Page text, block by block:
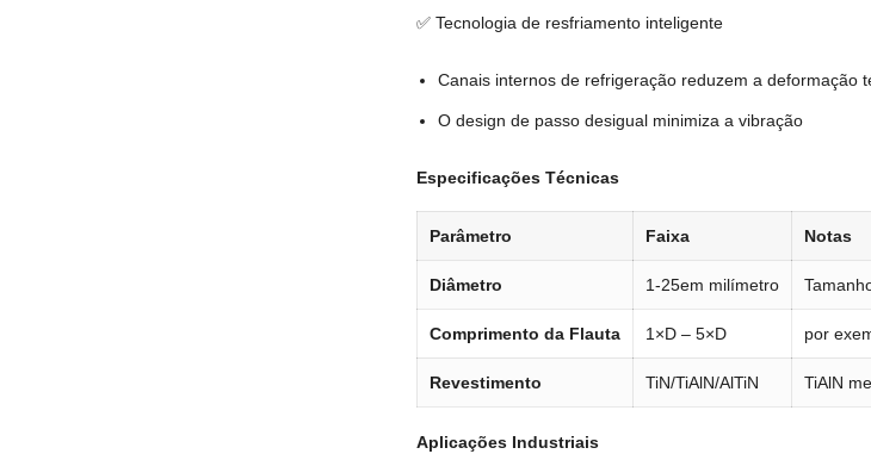
✅ Tecnologia de resfriamento inteligente
Canais internos de refrigeração reduzem a deformação
O design de passo desigual minimiza a vibração
Especificações Técnicas
Parâmetro Faixa Notas
Diâmetro 1-25em milímetro
Comprimento da Flauta 1×D – 5×D por
Revestimento TiN/TiAlN/AlTiN TiAlN
Aplicações Industriais